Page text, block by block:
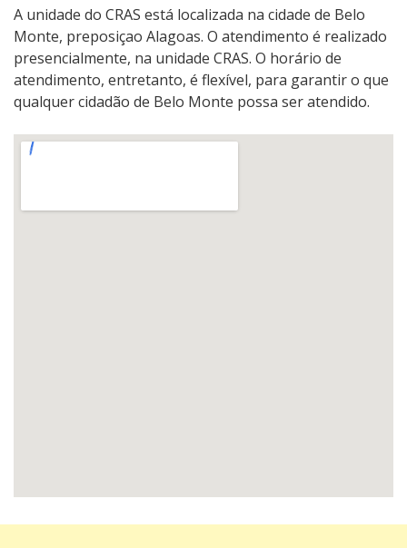
A unidade do CRAS está localizada na cidade de Belo
Monte, preposiçao Alagoas. O atendimento é realizado
presencialmente, na unidade CRAS. O horário de
atendimento, entretanto, é flexível, para garantir o que
qualquer cidadão de Belo Monte possa ser atendido.